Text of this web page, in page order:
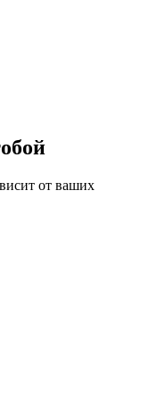
от ваших